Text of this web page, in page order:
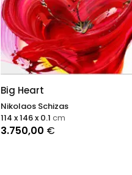
Big Heart
Nikolaos Schizas
3.750,00 €
114 x 146 x 0.1 cm